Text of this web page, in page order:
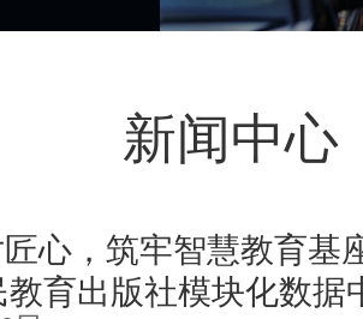
新闻中心
匠心，筑牢智慧教育
育出版社模块化数据